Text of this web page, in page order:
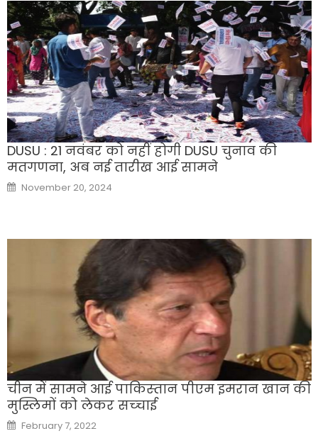
DUSU : 21 नवंबर को नहीं होगी DUSU चुनाव की
मतगणना, अब नई तारीख आई सामने
Posted
on
November 20, 2024
चीन में सामने आई पाकिस्‍तान पीएम इमरान खान की
मुस्लिमों को लेकर सच्‍चाई
Posted
on
February 7, 2022